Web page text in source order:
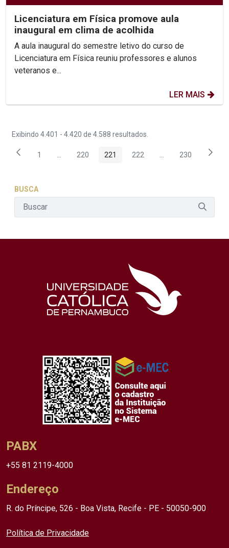
Licenciatura em Física promove aula
inaugural em clima de acolhida
A aula inaugural do semestre letivo do curso de
Licenciatura em Física reuniu professores e alunos
veteranos e...
LER MAIS
Exibindo 4.401 - 4.420 de 4.588 resultados.
Página
1 Páginas intermediárias Usar ABA para navegar.
Página
220 Página
221 Página
222 PáginasPágina
230
BUSCA
PABX
+55 81 2119-4000
Endereço
R. do Príncipe, 526 - Boa Vista, Recife - PE - 50050-900
Política de Privacidade